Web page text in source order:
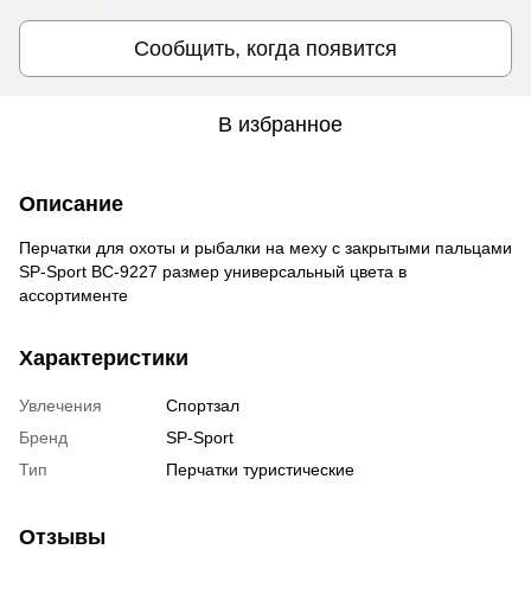
Сообщить, когда появится
В избранное
Описание
Перчатки для охоты и рыбалки на меху с закрытыми пальцами
SP-Sport BC-9227 размер универсальный цвета в
ассортименте
Характеристики
Увлечения
Спортзал
Бренд
SP-Sport
Тип
Перчатки туристические
Отзывы